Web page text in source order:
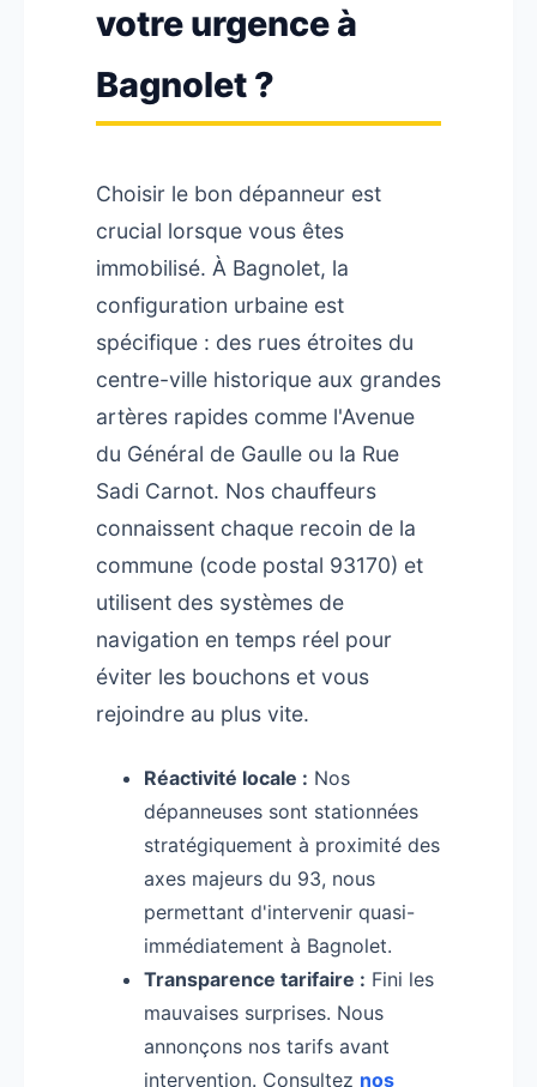
votre urgence à
Bagnolet ?
Choisir le bon dépanneur est
crucial lorsque vous êtes
immobilisé. À Bagnolet, la
configuration urbaine est
spécifique : des rues étroites du
centre-ville historique aux grandes
artères rapides comme l'Avenue
du Général de Gaulle ou la Rue
Sadi Carnot. Nos chauffeurs
connaissent chaque recoin de la
commune (code postal 93170) et
utilisent des systèmes de
navigation en temps réel pour
éviter les bouchons et vous
rejoindre au plus vite.
Réactivité locale : Nos
dépanneuses sont stationnées
stratégiquement à proximité des
axes majeurs du 93, nous
permettant d'intervenir quasi-
immédiatement à Bagnolet.
Transparence tarifaire : Fini les
mauvaises surprises. Nous
annonçons nos tarifs avant
intervention. Consultez nos